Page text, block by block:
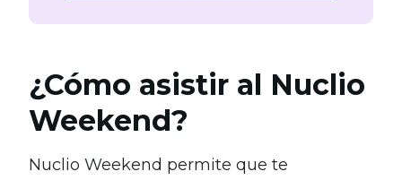
¿Cómo asistir al Nuclio
Weekend?
Nuclio Weekend permite que te